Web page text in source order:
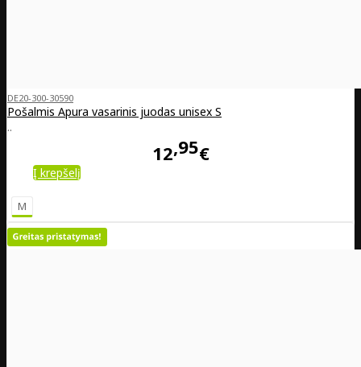
DE20-300-30590
Pošalmis Apura vasarinis juodas unisex S
..
12 95€
Į krepšelį
M